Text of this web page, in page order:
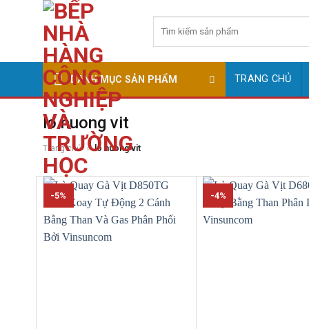
kiếm:
DANH MỤC SẢN PHẨM TRANG CHỦ
lo nuong vit
Trang chủ » lo nuong vit
-5% -4%